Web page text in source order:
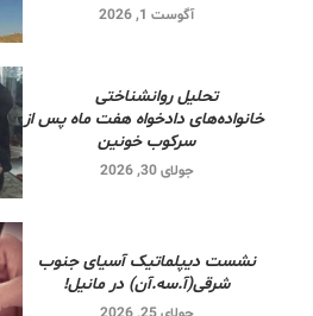
آگوست 1, 2026
تحلیل روانشناختی
خانواده‌های دادخواه هفت ماه پس از
سرکوب خونین
جولای 30, 2026
نشست دیپلماتیک آسیای جنوب
شرقی‌(آ.سه.آن) در مانیل!